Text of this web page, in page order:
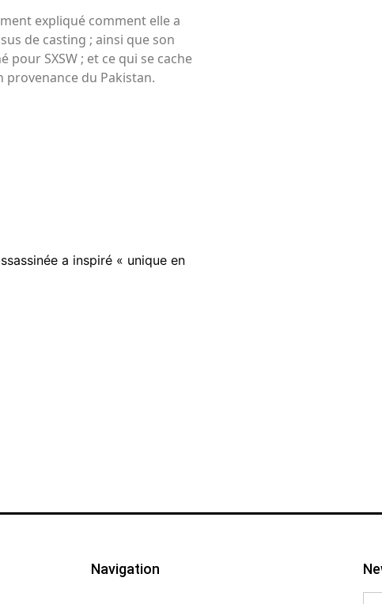
expliqué comment elle a
de casting ; ainsi que son
pour SXSW ; et ce qui se cache
du Pakistan.
a inspiré « unique en
Navigation